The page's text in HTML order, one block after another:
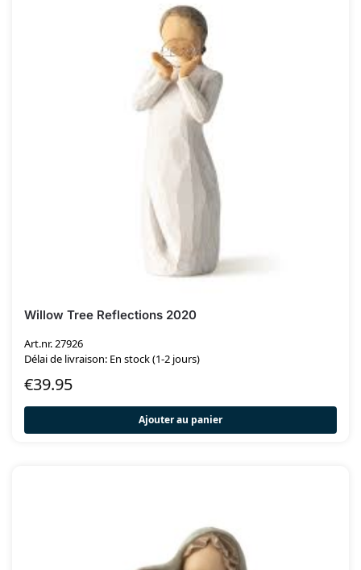
Willow Tree Reflections 2020
Art.nr. 27926
Délai de livraison: En stock (1-2 jours)
€39.95
Ajouter au panier